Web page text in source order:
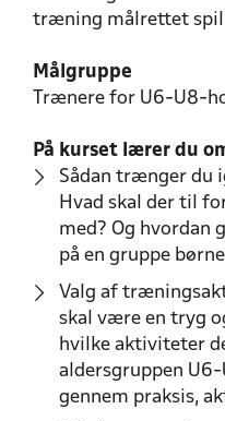
træning målrettet
Målgruppe
Trænere for U6-U8-
På kurset lærer du
Sådan trænger du
Hvad skal der til
med? Og hvordan
på en gruppe
Valg af
skal være en tryg
hvilke aktiviteter
aldersgruppen
gennem praksis,